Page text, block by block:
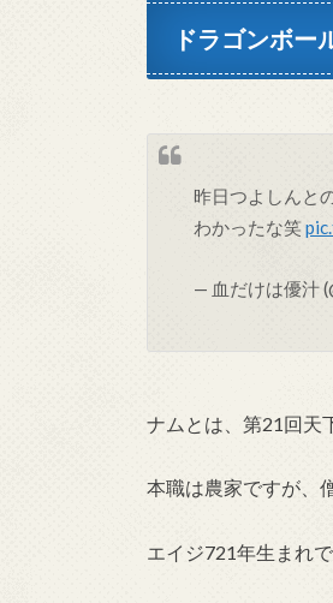
ドラゴンボー
昨日つよしんと
わかったな笑
— 血だけは優汁
ナムとは、第21回天
本職は農家ですが、
エイジ721年生まれ